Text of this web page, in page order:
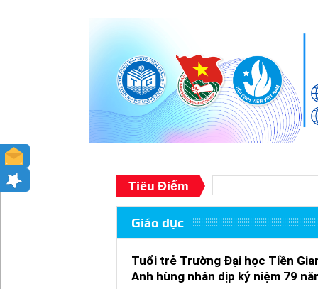
Tiêu Điểm
Giáo dục
Tuổi trẻ Trường Đại học Tiền
Anh hùng nhân dịp kỷ niệm 79